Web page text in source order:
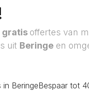
gratis offertes van
uit Beringe en
in BeringeBespaar tot